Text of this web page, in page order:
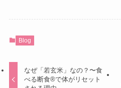
Blog
なぜ「若玄米」なの？〜食
べる断食®で体がリセット